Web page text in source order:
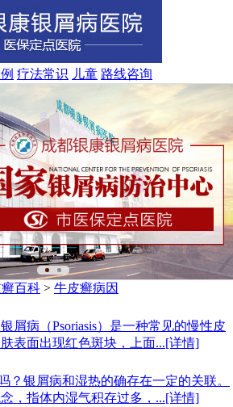
疗法常识 儿童 路线咨询
百科 > 牛皮癣病因
屑病（Psoriasis）是一种常见的慢性皮
表面出现红色斑块，上面...[详情]
？银屑病和湿热的确存在一定的关联。
，指体内湿气积存过多，...[详情]